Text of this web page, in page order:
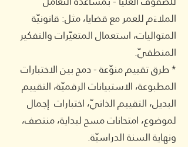
الملاءَم للعمر مع قضايا، مثل: قانونيّة
المتواليات، استعمال المتغيّرات والتفكير
المنطقيّ.
* طرق تقييم منوّعة - دمج بين الاختبارات
المطبوعة، الاستبيانات الرقميّة، التقييم
البديل، التقييم الذاتيّ، اختبارات إجمال
لموضوع، امتحانات مسح لبداية، منتصف،
ونهاية السنة الدراسيّة.